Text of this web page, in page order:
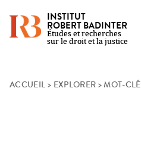
Skip
INSTITUT
ROBERT BADINTER
Études et recherches
sur le droit et la justice
ACCUEIL > EXPLORER >MOT-CLÉ